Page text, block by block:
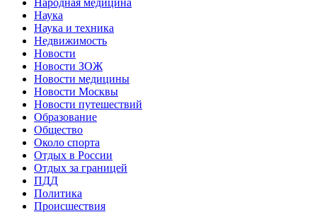
Народная медицина
Наука
Наука и техника
Недвижимость
Новости
Новости ЗОЖ
Новости медицины
Новости Москвы
Новости путешествий
Образование
Общество
Около спорта
Отдых в России
Отдых за границей
ПДД
Политика
Происшествия